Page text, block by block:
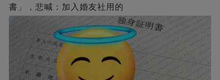
書」，悲喊：加入婚友社用的